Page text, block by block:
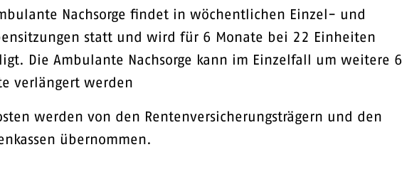
Nachsorge findet in wöchentlichen Einzel- und
statt und wird für 6 Monate bei 22 Einheiten
Die Ambulante Nachsorge kann im Einzelfall um weitere 6
verlängert werden
werden von den Rentenversicherungsträgern und den
übernommen.